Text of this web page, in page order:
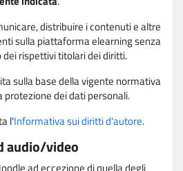
distribuire i contenuti e altre
sulla piattaforma elearning senza
rispettivi titolari dei diritti.
sulla base della vigente normativa
dei dati personali.
l'Informativa sui diritti d'autore.
audio/video
ad eccezione di quella degli